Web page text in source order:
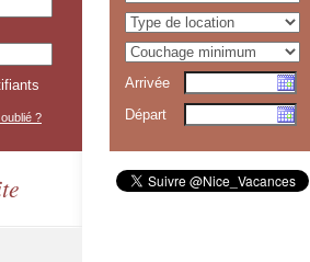
Arrivée
Départ
?